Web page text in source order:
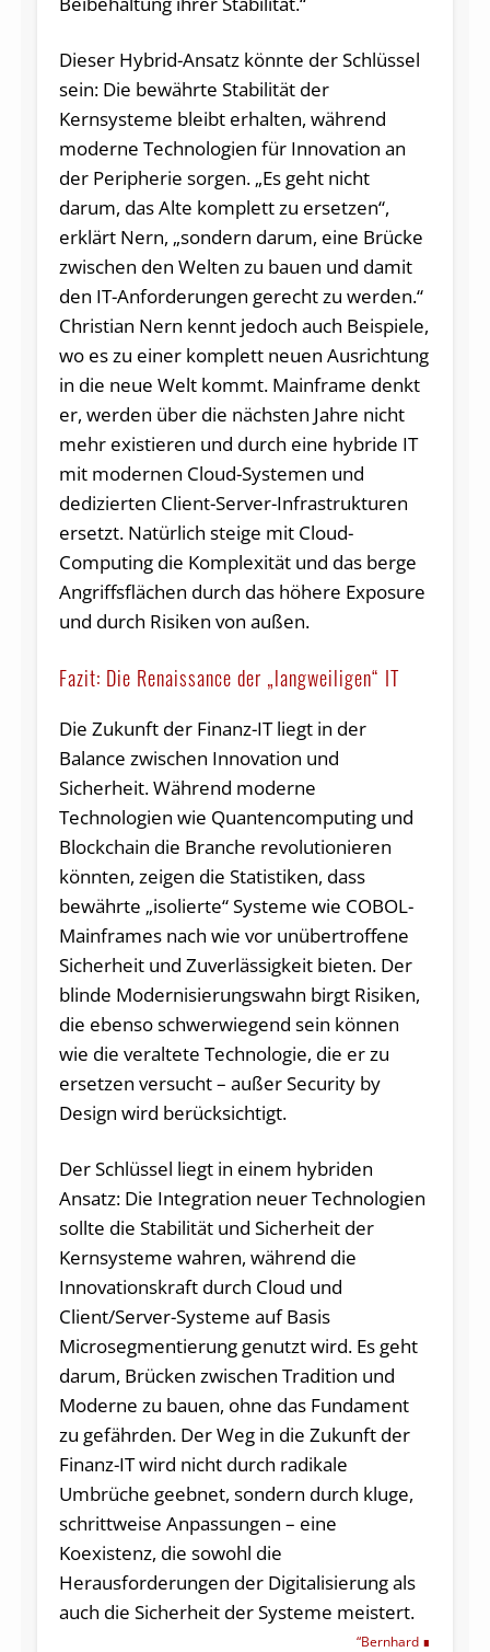
Dieser Hybrid-Ansatz könnte der Schlüssel
sein: Die bewährte Stabilität der
Kernsysteme bleibt erhalten, während
moderne Technologien für Innovation an
der Peripherie sorgen. „Es geht nicht
darum, das Alte komplett zu ersetzen“,
erklärt Nern, „sondern darum, eine Brücke
zwischen den Welten zu bauen und damit
den IT-Anforderungen gerecht zu werden.“
Christian Nern kennt jedoch auch Beispiele,
wo es zu einer komplett neuen Ausrichtung
in die neue Welt kommt. Mainframe denkt
er, werden über die nächsten Jahre nicht
mehr existieren und durch eine hybride IT
mit modernen Cloud-Systemen und
dedizierten Client-Server-Infrastrukturen
ersetzt. Natürlich steige mit Cloud-
Computing die Komplexität und das berge
Angriffsflächen durch das höhere Exposure
und durch Risiken von außen.
Fazit: Die Renaissance der „langweiligen“ IT
Die Zukunft der Finanz-IT liegt in der
Balance zwischen Innovation und
Sicherheit. Während moderne
Technologien wie Quantencomputing und
Blockchain die Branche revolutionieren
könnten, zeigen die Statistiken, dass
bewährte „isolierte“ Systeme wie COBOL-
Mainframes nach wie vor unübertroffene
Sicherheit und Zuverlässigkeit bieten. Der
blinde Modernisierungswahn birgt Risiken,
die ebenso schwerwiegend sein können
wie die veraltete Technologie, die er zu
ersetzen versucht – außer Security by
Design wird berücksichtigt.
Der Schlüssel liegt in einem hybriden
Ansatz: Die Integration neuer Technologien
sollte die Stabilität und Sicherheit der
Kernsysteme wahren, während die
Innovationskraft durch Cloud und
Client/Server-Systeme auf Basis
Microsegmentierung genutzt wird. Es geht
darum, Brücken zwischen Tradition und
Moderne zu bauen, ohne das Fundament
zu gefährden. Der Weg in die Zukunft der
Finanz-IT wird nicht durch radikale
Umbrüche geebnet, sondern durch kluge,
schrittweise Anpassungen – eine
Koexistenz, die sowohl die
Herausforderungen der Digitalisierung als
auch die Sicherheit der Systeme meistert.
“Bernhard